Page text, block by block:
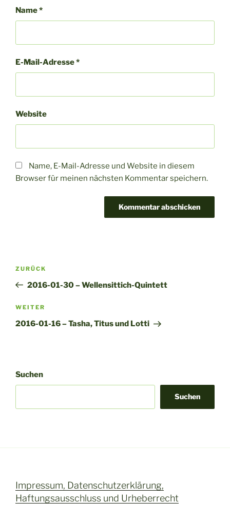
Name*
E-Mail-Adresse*
Website
Name, E-Mail-Adresse und Website in diesem
Browser für meinen nächsten Kommentar speichern.
e
r
a
t
:
Beitragsnavigation
Vorheriger
Beitrag
ZURÜCK
2016-01-30 – Wellensittich-Quintett
Nächster
Beitrag
WEITER
2016-01-16 – Tasha, Titus und Lotti
Suchen
Suchen
Impressum, Datenschutzerklärung,
Haftungsausschluss und Urheberrecht